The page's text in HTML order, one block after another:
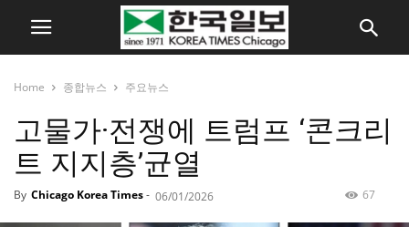
Home 종합뉴스 주요뉴스
고물가·전쟁에 트럼프 ‘콘크리
트 지지층’균열
By Chicago Korea Times- 06/01/2026 67